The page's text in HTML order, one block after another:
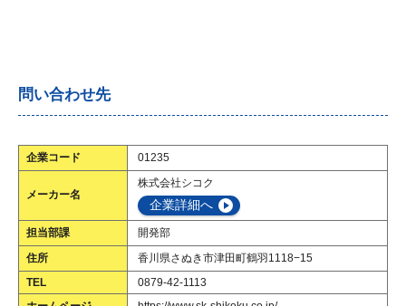
問い合わせ先
企業コード 01235
メーカー名
株式会社シコク
企業詳細へ
担当部課
開発部
住所
香川県さぬき市津田町鶴羽1118−15
TEL
0879-42-1113